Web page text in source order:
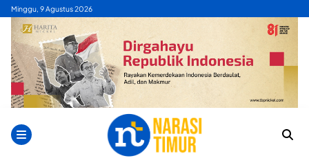
Skip
content
Minggu, 9 Agustus 2026